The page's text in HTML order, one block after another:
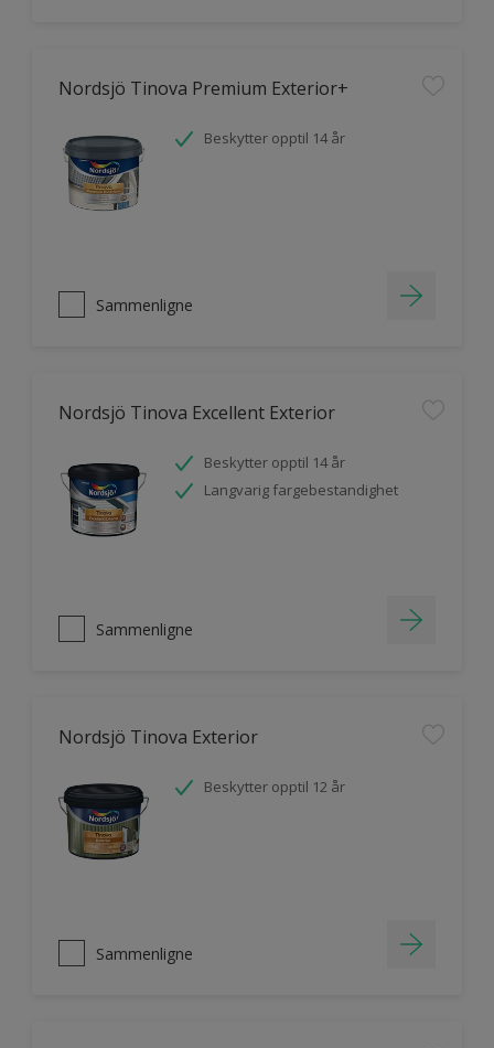
Nordsjö Tinova Premium Exterior+
Beskytter opptil 14 år
Sammenligne
Nordsjö Tinova Excellent Exterior
Beskytter opptil 14 år
Langvarig fargebestandighet
Sammenligne
Nordsjö Tinova Exterior
Beskytter opptil 12 år
Sammenligne